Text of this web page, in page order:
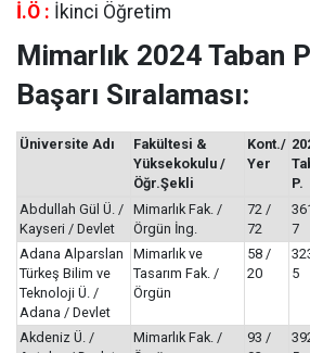
İ.Ö : İkinci Öğretim
Mimarlık 2024 Taban
Başarı Sıralaması:
Üniversite Adı
Fakültesi &
Yüksekokulu /
Öğr.Şekli
Kont./
Yer
P.
Abdullah Gül Ü. /
Kayseri / Devlet
Mimarlık Fak. /
Örgün İng.
72 /
72
7
Adana Alparslan
Türkeş Bilim ve
Teknoloji Ü. /
Adana / Devlet
Mimarlık ve
Tasarım Fak. /
Örgün
58 /
20
5
Akdeniz Ü. /
Mimarlık Fak. /
93 /